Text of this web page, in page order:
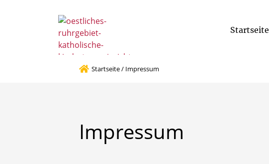
Startseite
Startseite/ Impressum
Impressum